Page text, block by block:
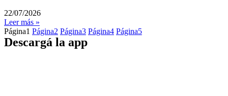
22/07/2026
Leer más »
Página1 Página2 Página3 Página4 Página5
Descargá la app